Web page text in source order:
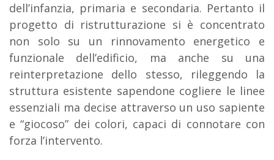
dell’infanzia, primaria e secondaria. Pertanto il
progetto di ristrutturazione si è concentrato
non solo su un rinnovamento energetico e
funzionale dell’edificio, ma anche su una
reinterpretazione dello stesso, rileggendo la
struttura esistente sapendone cogliere le linee
essenziali ma decise attraverso un uso sapiente
e “giocoso” dei colori, capaci di connotare con
forza l’intervento.